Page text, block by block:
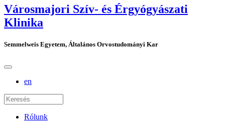
Városmajori Szív- és Érgyógyászati
Klinika
Semmelweis Egyetem, Általános Orvostudományi Kar
en
Rólunk